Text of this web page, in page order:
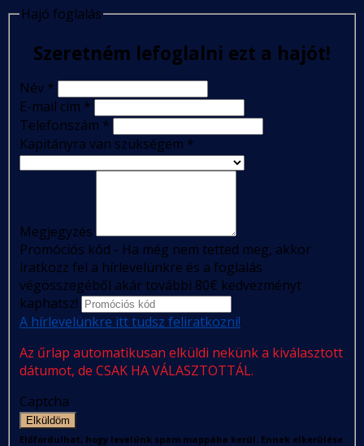
Hajó foglalás
Szeretném lefoglalni ezt a hajót!
Név *
E-mail cím *
Telefonszám *
Kapitányra van szükségem *
Megjegyzés
Promóciós kód - Ha még nem tetted meg, akkor
iratkozz fel a hírlevelünkre és a foglalás
végösszegéből akár további 80€ kedvezményt
kaphatsz!
A hírlevelünkre itt tudsz feliratkozni!
Az űrlap automatikusan elküldi nekünk a kiválasztott
dátumot, de CSAK HA VÁLASZTOTTÁL.
Captcha
Elküldöm
Előfordulhat, hogy levelünk spam mappába kerül. Ennek elkerülése